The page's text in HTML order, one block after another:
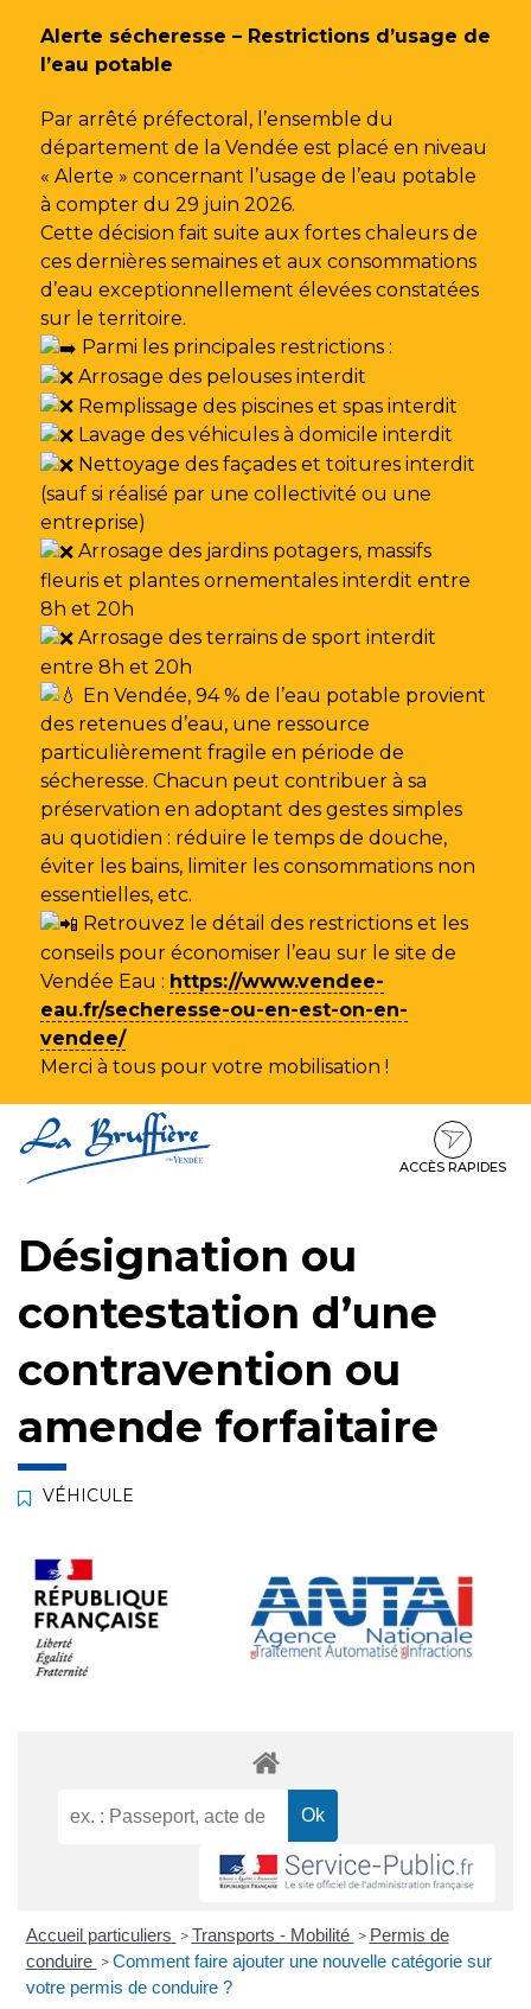
Alerte sécheresse – Restrictions d’usage de
l’eau potable
Par arrêté préfectoral, l’ensemble du
département de la Vendée est placé en niveau
« Alerte » concernant l’usage de l’eau potable
à compter du 29 juin 2026.
Cette décision fait suite aux fortes chaleurs de
ces dernières semaines et aux consommations
d’eau exceptionnellement élevées constatées
sur le territoire.
Parmi les principales restrictions :
Arrosage des pelouses interdit
Remplissage des piscines et spas interdit
Lavage des véhicules à domicile interdit
Nettoyage des façades et toitures interdit
(sauf si réalisé par une collectivité ou une
entreprise)
Arrosage des jardins potagers, massifs
fleuris et plantes ornementales interdit entre
8h et 20h
Arrosage des terrains de sport interdit
entre 8h et 20h
En Vendée, 94 % de l’eau potable provient
des retenues d’eau, une ressource
particulièrement fragile en période de
sécheresse. Chacun peut contribuer à sa
préservation en adoptant des gestes simples
au quotidien : réduire le temps de douche,
éviter les bains, limiter les consommations non
essentielles, etc.
Retrouvez le détail des restrictions et les
conseils pour économiser l’eau sur le site de
Vendée Eau : https://www.vendee-
eau.fr/secheresse-ou-en-est-on-en-
vendee/
Merci à tous pour votre mobilisation !
au
contenu
au
ACCÈS RAPIDES
Désignation ou
contestation d’une
contravention ou
amende forfaitaire
VÉHICULE
Accueil particuliers > Transports - Mobilité > Permis de
conduire > Comment faire ajouter une nouvelle catégorie sur
votre permis de conduire ?